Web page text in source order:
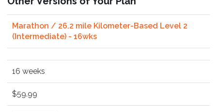
Marathon / 26.2 mile Kilometer-Based Level 2
(Intermediate) - 16wks
16 weeks
$59.99